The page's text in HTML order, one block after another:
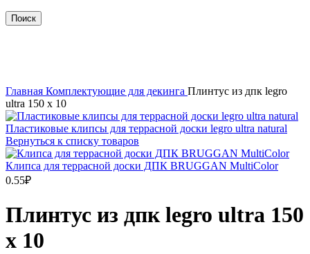
Поиск
Главная Комплектующие для декинга Плинтус из дпк legro
ultra 150 х 10
Пластиковые клипсы для террасной доски legro ultra natural
Вернуться к списку товаров
Клипса для террасной доски ДПК BRUGGAN MultiColor
0.55₽
Плинтус из дпк legro ultra 150
х 10